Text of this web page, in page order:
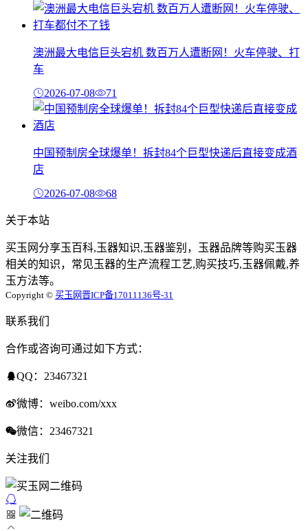
澳洲最大电信巨头宕机 数百万人遭断网！火车停驶、打
车
2026-07-08 71
中国预制房全球爆单！拆封84个巨型快递后直接变成酒
店
2026-07-08 68
关于本站
买玉网分享玉百科,玉器知识,玉器鉴别，玉器品牌等购买玉器
相关的知识，常见玉器的生产流程工艺,购买技巧,玉器佩戴,养
玉方法等。
Copyright © 买玉网晋ICP备17011136号-31
联系我们
合作或咨询可通过如下方式：
QQ：23467321
微博：weibo.com/xxx
微信：23467321
关注我们